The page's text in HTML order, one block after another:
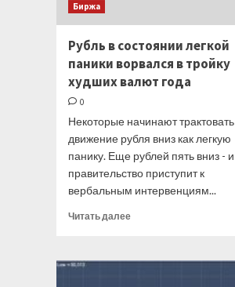
Биржа
Рубль в состоянии легкой
паники ворвался в тройку
худших валют года
0
Некоторые начинают трактовать
движение рубля вниз как легкую
панику. Еще рублей пять вниз - и
правительство приступит к
вербальным интервенциям...
Читать далееПрочитать
Рубль